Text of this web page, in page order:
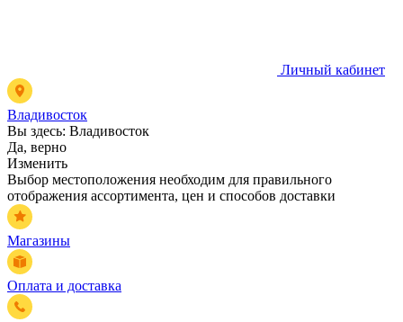
Личный кабинет
Владивосток
Вы здесь: Владивосток
Да, верно
Изменить
Выбор местоположения необходим для правильного
отображения ассортимента, цен и способов доставки
Магазины
Оплата и доставка